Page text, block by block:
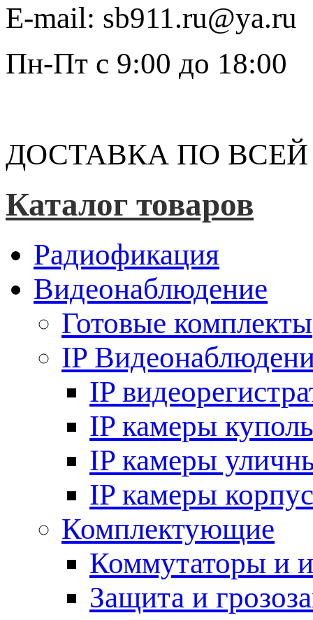
E-mail: sb911.ru@ya.ru
Пн-Пт с 9:00 до 18:00
ДОСТАВКА ПО
Каталог товаров
Радиофикация
Видеонаблюдение
Готовые комплекты
IP
IP
IP камеры
IP камеры
IP камеры
Комплектующие
Коммутаторы и
Защита и